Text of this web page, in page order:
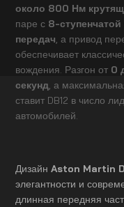
около 800 Нм
паре с 8-
передач , а привод
обеспечивает
вождения. Разгон от 0
секунд , а
ставит DB12 в число
автомобилей.
ДизайнAston Martin
элегантности и
длинная передняя